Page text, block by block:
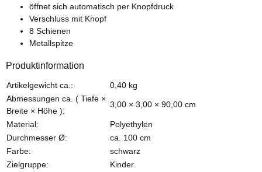
öffnet sich automatisch per Knopfdruck
Verschluss mit Knopf
8 Schienen
Metallspitze
Produktinformation
Produkteigenschaft
Wert
Artikelgewicht ca.: 0,40 kg
Abmessungen ca. ( Tiefe ×
Breite × Höhe ):
3,00 × 3,00 × 90,00 cm
Material:
Polyethylen
Durchmesser Ø:
ca. 100 cm
Farbe:
schwarz
Zielgruppe:
Kinder